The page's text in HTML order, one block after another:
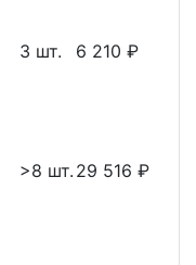
3 шт. 6 210 ₽
>8 шт. 29 516 ₽